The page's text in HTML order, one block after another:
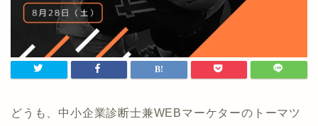
どうも、中小企業診断士兼WEBマーケターのトーマツ